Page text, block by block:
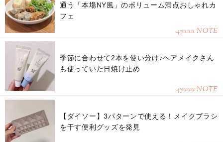
通う「本場NY風」のボリューム満点おしゃれカ
フェ
4yuuu NOTE
季節に合わせて2本を使い分け♪ヘアメイクさん
も使っていた日焼け止め
4yuuu NOTE
【ダイソー】3パターンで使える！メイクブラシ
を干す便利グッズを発見